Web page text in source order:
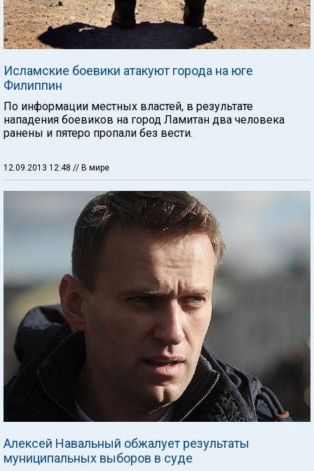
Исламские боевики атакуют города на юге
Филиппин
По информации местных властей, в результате
нападения боевиков на город Ламитан два человека
ранены и пятеро пропали без вести.
12.09.2013 12:48 // В мире
Алексей Навальный обжалует результаты
муниципальных выборов в суде